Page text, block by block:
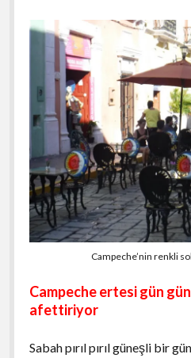
Campeche’nin renkli
Campeche ertesi gün
afettiriyor
Sabah pırıl pırıl güneşli bir